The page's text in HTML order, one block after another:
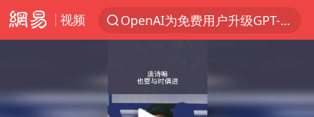
视频
OpenAI为免费用户升级GPT-5.6 Luna
U17国足三战全胜